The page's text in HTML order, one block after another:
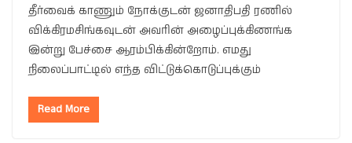
தீர்வைக் காணும் நோக்குடன் ஜனாதிபதி ரணில்
விக்கிரமசிங்கவுடன் அவரின் அழைப்புக்கிணங்க
இன்று பேச்சை ஆரம்பிக்கின்றோம். எமது
நிலைப்பாட்டில் எந்த விட்டுக்கொடுப்புக்கும்
Read More